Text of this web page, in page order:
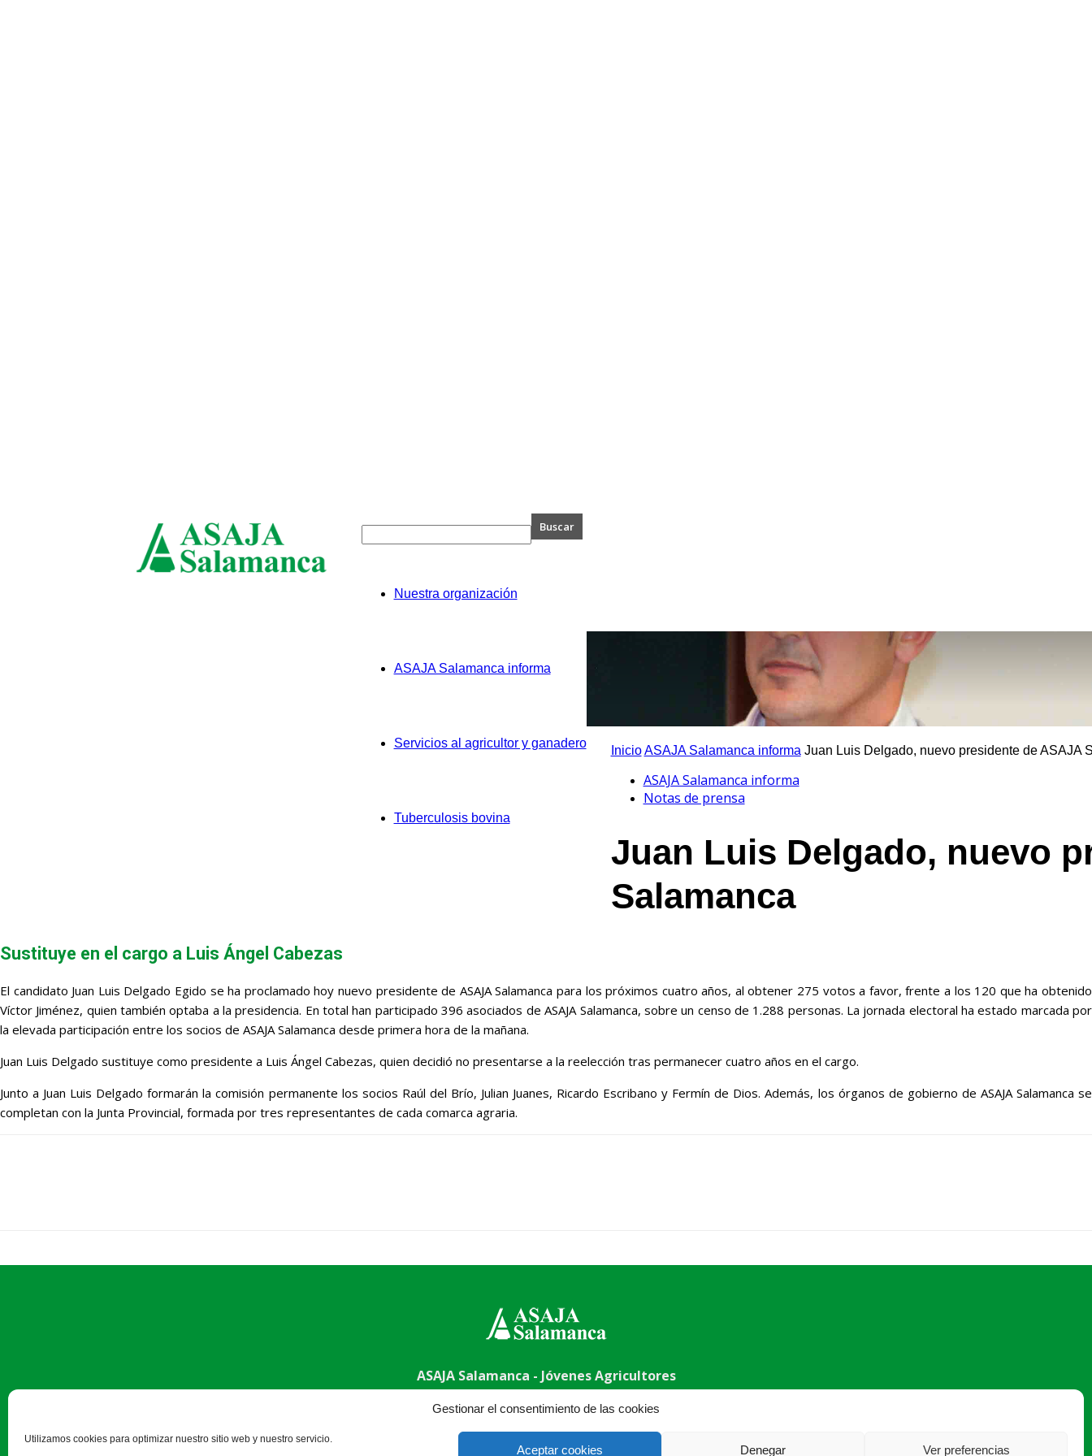
Gestionar el consentimiento de las cookies
Utilizamos cookies para optimizar nuestro sitio web y nuestro servicio.
Aceptar cookies Denegar Ver preferencias
Nuestra organización
ASAJA Salamanca informa
Servicios al agricultor y ganadero
Tuberculosis bovina
Inicio ASAJA Salamanca informa Juan Luis Delgado, nuevo presidente de ASAJA
ASAJA Salamanca informa
Notas de prensa
Juan Luis Delgado, nuevo
Salamanca
Sustituye en el cargo a Luis Ángel Cabezas
El candidato Juan Luis Delgado Egido se ha proclamado hoy nuevo presidente de ASAJA Salamanca para los próximos cuatro años, al obtener 275 votos a favor, frente a los 120 que ha obtenido
Víctor Jiménez, quien también optaba a la presidencia. En total han participado 396 asociados de ASAJA Salamanca, sobre un censo de 1.288 personas. La jornada electoral ha estado marcada por
la elevada participación entre los socios de ASAJA Salamanca desde primera hora de la mañana.
Juan Luis Delgado sustituye como presidente a Luis Ángel Cabezas, quien decidió no presentarse a la reelección tras permanecer cuatro años en el cargo.
Junto a Juan Luis Delgado formarán la comisión permanente los socios Raúl del Brío, Julian Juanes, Ricardo Escribano y Fermín de Dios. Además, los órganos de gobierno de ASAJA Salamanca se
completan con la Junta Provincial, formada por tres representantes de cada comarca agraria.
ASAJA Salamanca - Jóvenes Agricultores